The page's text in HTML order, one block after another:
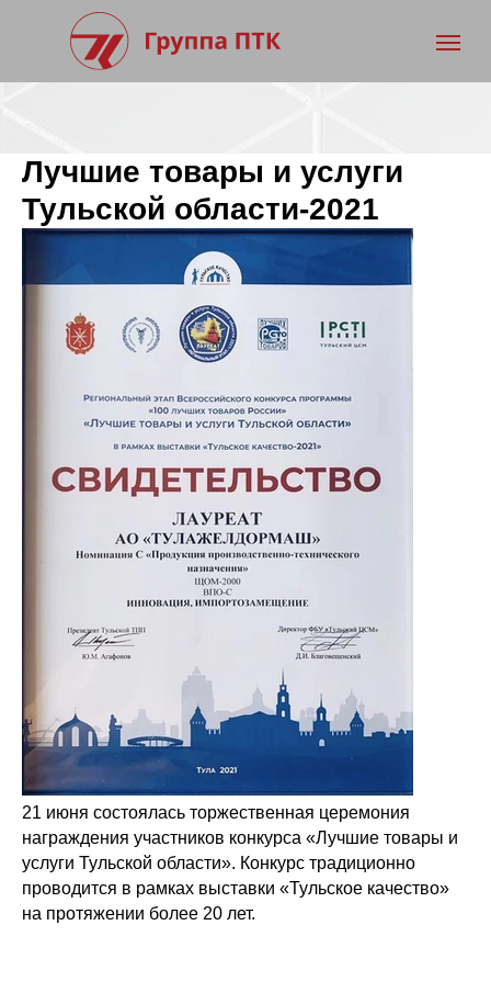
Лучшие товары и услуги
Тульской области-2021
21 июня состоялась торжественная церемония
награждения участников конкурса «Лучшие товары и
услуги Тульской области». Конкурс традиционно
проводится в рамках выставки «Тульское качество»
на протяжении более 20 лет.